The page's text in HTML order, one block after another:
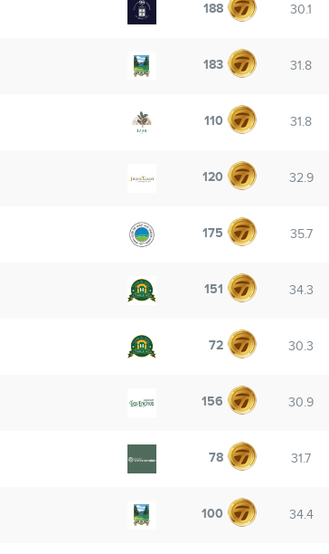
188 30.1
183 31.8
110 31.8
120 32.9
175 35.7
151 34.3
72 30.3
156 30.9
78 31.7
100 34.4